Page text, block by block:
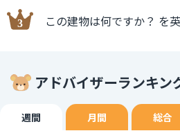
この建物は何ですか？ を
アドバイザーランキン
週間 月間 総合